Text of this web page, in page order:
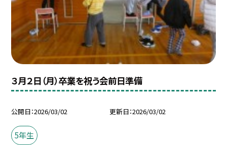
３月２日（月）卒業を祝う会前日準備
公開日 2026/03/02 更新日 2026/03/02
5年生